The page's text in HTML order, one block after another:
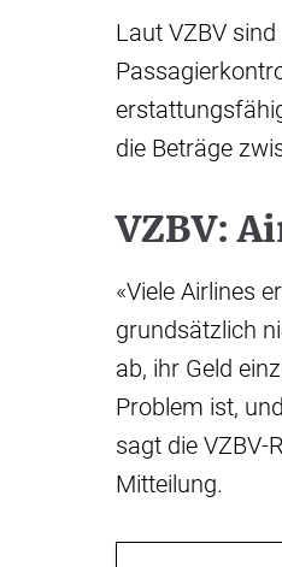
Laut VZBV
die Beträge
VZBV:
«Viele Airlines
grundsätzlich
ab, ihr Geld
Problem ist,
sagt die VZBV-
Mitteilung.